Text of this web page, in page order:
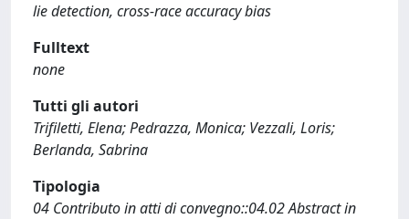
lie detection, cross-race accuracy bias
Fulltext
none
Tutti gli autori
Trifiletti, Elena; Pedrazza, Monica; Vezzali, Loris;
Berlanda, Sabrina
Tipologia
04 Contributo in atti di convegno::04.02 Abstract in